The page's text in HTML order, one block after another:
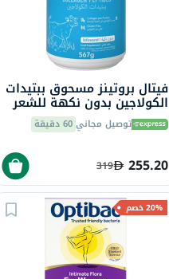
فيتال بروتينز مسحوق ببتيدات
الكولاجين بدون نكهة للشعر
والبشرة والأظافر 567 جرام
توصيل مجاني60 دقيقة
255.20
319
20% خصم